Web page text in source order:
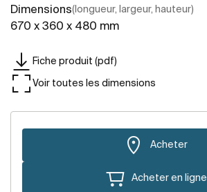
Dimensions(longueur, largeur, hauteur)
670 x 360 x 480 mm
Fiche produit (pdf)
Voir toutes les dimensions
Acheter
Acheter en ligne